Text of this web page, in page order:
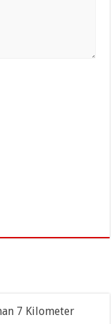
7 Kilometer